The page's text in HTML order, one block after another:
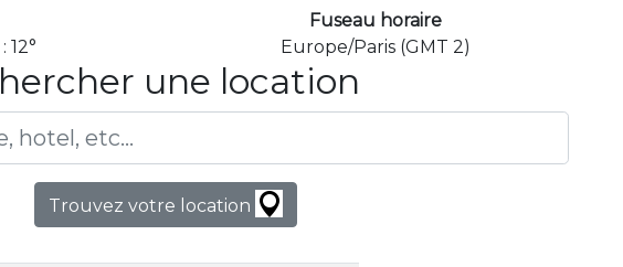
12°
Fuseau horaire
Europe/Paris (GMT 2)
une location
Trouvez votre location